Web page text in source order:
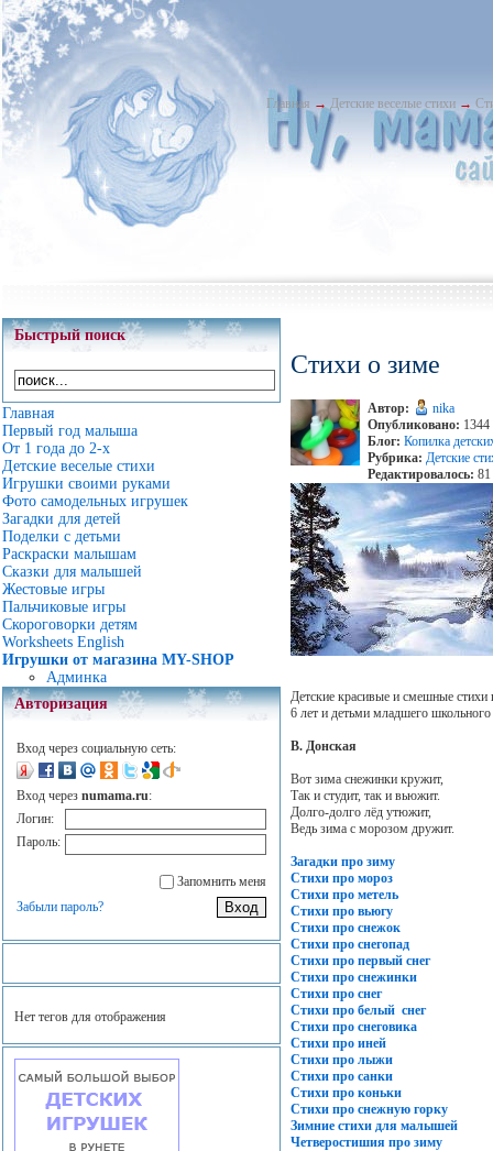
Главная → Детские веселые стихи →
Быстрый поиск
Главная
Первый год малыша
От 1 года до 2-х
Детские веселые стихи
Игрушки своими руками
Фото самодельных игрушек
Загадки для детей
Поделки с детьми
Раскраски малышам
Сказки для малышей
Жестовые игры
Пальчиковые игры
Скороговорки детям
Worksheets English
Игрушки от магазина MY-SHOP
Админка
Авторизация
Вход через социальную сеть:
Вход через numama.ru:
Логин:
Пароль:
Запомнить меня
Забыли пароль?
Нет тегов для отображения
Стихи о зиме
Автор:
nika
Опубликовано: 1344
Блог: Копилка
Рубрика: Детские
Редактировалось:
Детские красивые и смешные
6 лет и детьми младшего школьного
В. Донская
Вот зима снежинки кружит,
Так и студит, так и вьюжит.
Долго-долго лёд утюжит,
Ведь зима с морозом дружит.
Загадки про зиму
Стихи про мороз
Стихи про метель
Стихи про вьюгу
Стихи про снежок
Стихи про снегопад
Стихи про первый снег
Стихи про снежинки
Стихи про снег
Стихи про белый снег
Стихи про снеговика
Стихи про иней
Стихи про лыжи
Стихи про санки
Стихи про коньки
Стихи про снежную горку
Зимние стихи для малышей
Четверостишия про зиму